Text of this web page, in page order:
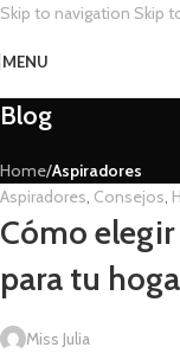
Skip to navigation Skip
MENU
Blog
Home/Aspiradores
Aspiradores, Consejos,
Cómo
para tu
Miss Julia